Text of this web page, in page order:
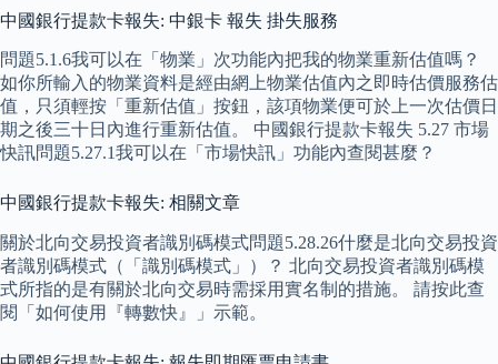
中國銀行提款卡報失: 中銀卡 報失 掛失服務
問題5.1.6我可以在「物業」次功能內把我的物業重新估值嗎？
如你所輸入的物業資料是經由網上物業估值內之即時估價服務估
值，只須輕按「重新估值」按鈕，該項物業便可於上一次估價日
期之後三十日內進行重新估值。 中國銀行提款卡報失 5.27 市場
快訊問題5.27.1我可以在「市場快訊」功能內查閱甚麼？
中國銀行提款卡報失: 相關文章
關於北向交易投資者識別碼模式問題5.28.26什麼是北向交易投資
者識別碼模式（「識別碼模式」）？ 北向交易投資者識別碼模
式所指的是有關於北向交易時需採用實名制的措施。 請按此查
閱「如何使用『轉數快』」示範。